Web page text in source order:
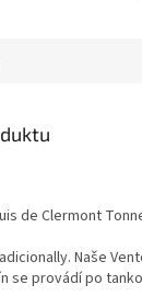
de Clermont
Naše
se provádí po